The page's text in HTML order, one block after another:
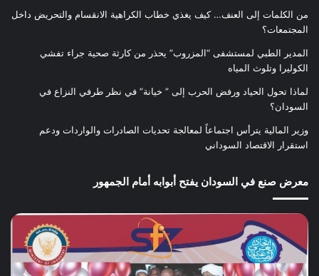
من الكلمات إلى العنف… كيف يغذي خطاب الكراهية الانقسام والتحريض داخل
المجتمعات؟
المدير الطبي لمستشفى “المزروب” يحذر من كارثة صحية جراء تفشي
الكوليرا وتلوث المياه
لماذا تحول الحياد ورفض الحرب إلى ” خيانة” في نظر طرفي النزاع في
السودان؟
وزير المالية يترأس اجتماعاً لمعالجة تحديات الصادرات والواردات ودعم
استقرار الاقتصاد السوداني
معرض صنع في السودان يفتح أبوابه أمام الجمهور